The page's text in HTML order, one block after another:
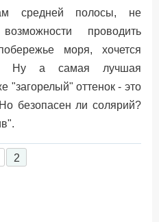
средней полосы, не
проводить
моря, хочется
Ну а самая лучшая
"загорелый" оттенок - это
безопасен ли солярий?
2